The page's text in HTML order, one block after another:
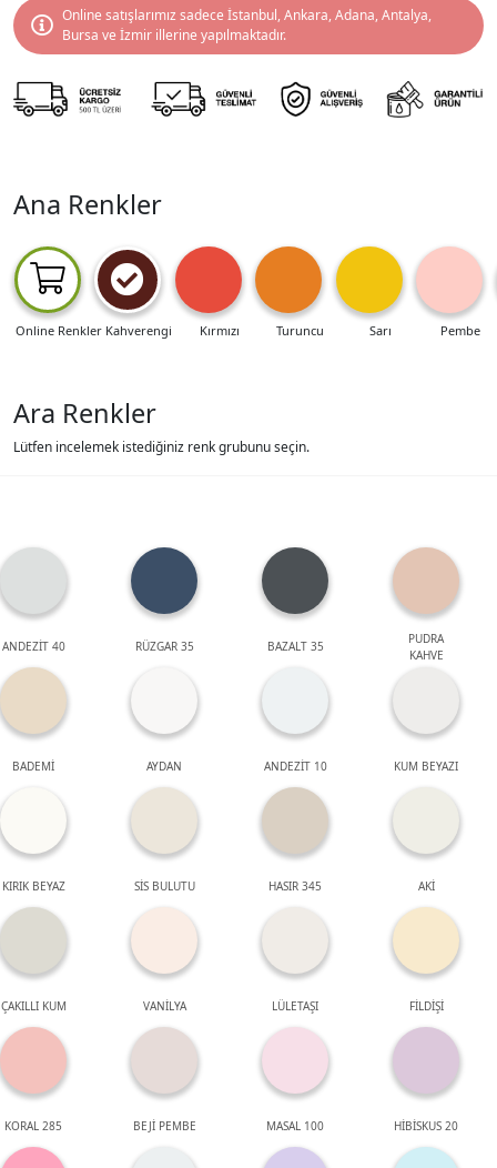
Online satışlarımız sadece İstanbul, Ankara, Adana, Antalya,
Bursa ve İzmir illerine yapılmaktadır.
Ana Renkler
Online Renkler Kahverengi Kırmızı Turuncu Sarı Pembe
Ara Renkler
Lütfen incelemek istediğiniz renk grubunu seçin.
ANDEZİT 40 RÜZGAR 35 BAZALT 35
PUDRA
KAHVE
BADEMİ AYDAN ANDEZİT 10 KUM BEYAZI
KIRIK BEYAZ SİS BULUTU HASIR 345 AKİ
ÇAKILLI KUM VANİLYA LÜLETAŞI FİLDİŞİ
KORAL 285 BEJİ PEMBE MASAL 100 HİBİSKUS 20